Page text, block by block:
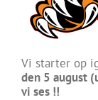
Vi starter op
den 5 august
vi ses !!